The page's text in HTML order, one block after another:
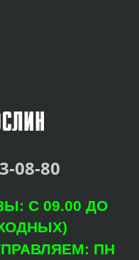
08-80
С 09.00 ДО
ПН